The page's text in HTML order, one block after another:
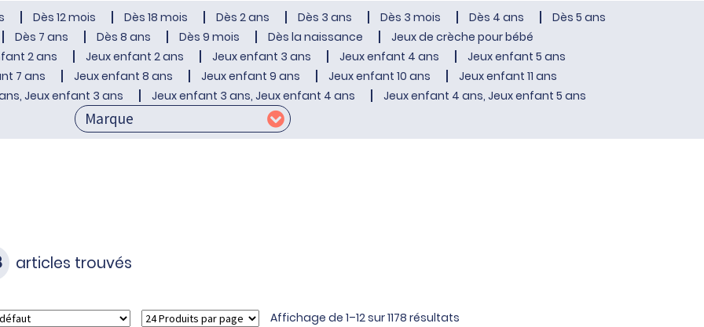
Dès 12 mois Dès 18 mois Dès 2 ans Dès 3 ans Dès 3 mois Dès 4 ans
Dès 5 ans
Dès 7 ans
Dès 8 ans Dès 9 mois Dès la naissance
Jeux de crèche pour bébé
2 ans
Jeux enfant 2 ans Jeux enfant 3 ans Jeux enfant 4 ans
Jeux enfant 5 ans
7 ans
Jeux enfant 8 ans Jeux enfant 9 ans Jeux enfant 10 ans
Jeux enfant 11 ans
Jeux enfant 3 ans
Jeux enfant 3 ans, Jeux enfant 4 ans Jeux enfant 4 ans, Jeux enfant 5 ans
articles trouvés
Affichage de 1–12 sur 1178 résultats